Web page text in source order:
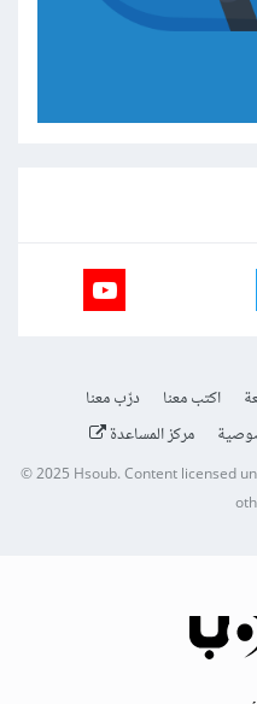
اكتب معنا
درّب معنا
مركز المساعدة
© 2025Hsoub.Content licensed